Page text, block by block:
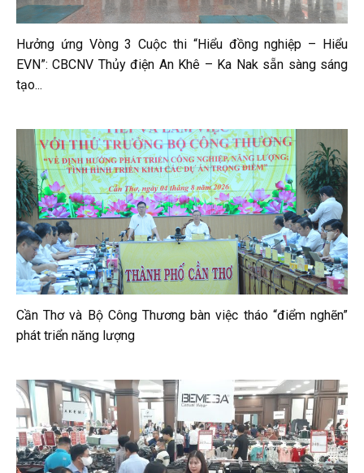
Hưởng ứng Vòng 3 Cuộc thi “Hiểu đồng nghiệp – Hiểu
EVN”: CBCNV Thủy điện An Khê – Ka Nak sẵn sàng sáng
tạo...
Cần Thơ và Bộ Công Thương bàn việc tháo “điểm nghẽn”
phát triển năng lượng